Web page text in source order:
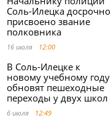
Соль-Илецка досрочно
присвоено звание
полковника
16 июля 12:00
В Соль-Илецке к
новому учебному году
обновят пешеходные
переходы у двух школ
6 июля 12:49